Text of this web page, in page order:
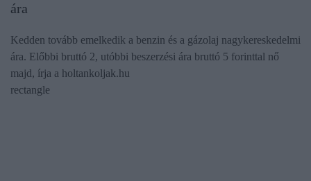
ára
Kedden tovább emelkedik a benzin és a gázolaj nagykereskedelmi
ára. Előbbi bruttó 2, utóbbi beszerzési ára bruttó 5 forinttal nő
majd, írja a holtankoljak.hu
rectangle